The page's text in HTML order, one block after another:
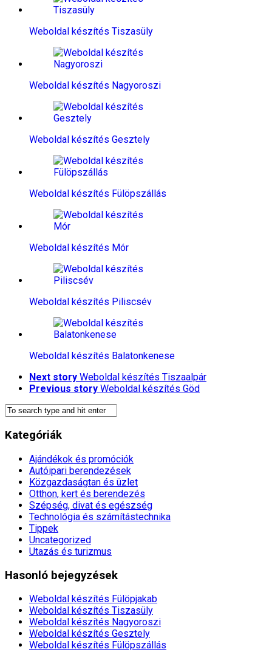
Weboldal készítés​ Tiszasüly
Weboldal készítés​ Nagyoroszi
Weboldal készítés​ Gesztely
Weboldal készítés​ Fülöpszállás
Weboldal készítés​ Mór
Weboldal készítés​ Piliscsév
Weboldal készítés​ Balatonkenese
Next story Weboldal készítés​ Tiszaalpár
Previous story Weboldal készítés​ Göd
Kategóriák
Ajándékok és promóciók
Autóipari berendezések
Közgazdaságtan és üzlet
Otthon, kert és berendezés
Szépség, divat és egészség
Technológia és számítástechnika
Tippek
Uncategorized
Utazás és turizmus
Hasonló bejegyzések
Weboldal készítés​ Fülöpjakab
Weboldal készítés​ Tiszasüly
Weboldal készítés​ Nagyoroszi
Weboldal készítés​ Gesztely
Weboldal készítés​ Fülöpszállás